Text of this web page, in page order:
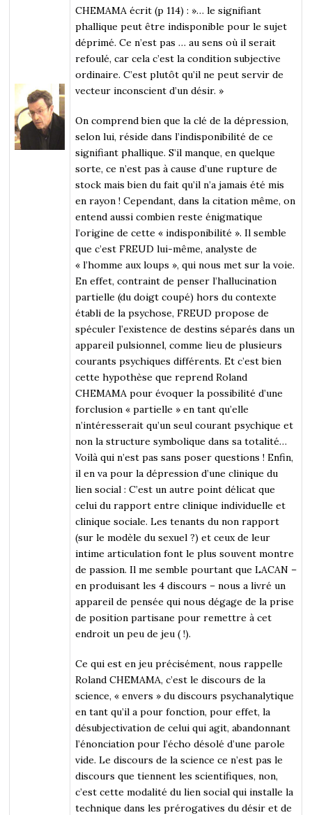
CHEMAMA écrit (p 114) : »… le signifiant
phallique peut être indisponible pour le sujet
déprimé. Ce n’est pas … au sens où il serait
refoulé, car cela c’est la condition subjective
ordinaire. C’est plutôt qu’il ne peut servir de
vecteur inconscient d’un désir. »
On comprend bien que la clé de la dépression,
selon lui, réside dans l’indisponibilité de ce
signifiant phallique. S’il manque, en quelque
sorte, ce n’est pas à cause d’une rupture de
stock mais bien du fait qu’il n’a jamais été mis
en rayon ! Cependant, dans la citation même, on
entend aussi combien reste énigmatique
l’origine de cette « indisponibilité ». Il semble
que c’est FREUD lui-même, analyste de
« l’homme aux loups », qui nous met sur la voie.
En effet, contraint de penser l’hallucination
partielle (du doigt coupé) hors du contexte
établi de la psychose, FREUD propose de
spéculer l’existence de destins séparés dans un
appareil pulsionnel, comme lieu de plusieurs
courants psychiques différents. Et c’est bien
cette hypothèse que reprend Roland
CHEMAMA pour évoquer la possibilité d’une
forclusion « partielle » en tant qu’elle
n’intéresserait qu’un seul courant psychique et
non la structure symbolique dans sa totalité…
Voilà qui n’est pas sans poser questions ! Enfin,
il en va pour la dépression d’une clinique du
lien social : C’est un autre point délicat que
celui du rapport entre clinique individuelle et
clinique sociale. Les tenants du non rapport
(sur le modèle du sexuel ?) et ceux de leur
intime articulation font le plus souvent montre
de passion. Il me semble pourtant que LACAN –
en produisant les 4 discours – nous a livré un
appareil de pensée qui nous dégage de la prise
de position partisane pour remettre à cet
endroit un peu de jeu ( !).
Ce qui est en jeu précisément, nous rappelle
Roland CHEMAMA, c’est le discours de la
science, « envers » du discours psychanalytique
en tant qu’il a pour fonction, pour effet, la
désubjectivation de celui qui agit, abandonnant
l’énonciation pour l’écho désolé d’une parole
vide. Le discours de la science ce n’est pas le
discours que tiennent les scientifiques, non,
c’est cette modalité du lien social qui installe la
technique dans les prérogatives du désir et de